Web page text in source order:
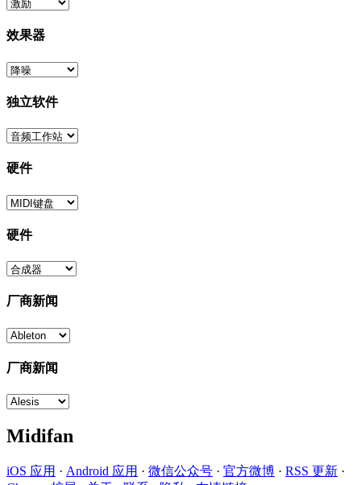
效果器
独立软件
硬件
硬件
厂商新闻
厂商新闻
Midifan
iOS 应用 · Android 应用 · 微信公众号 · 官方微博 · RSS 更新 ·